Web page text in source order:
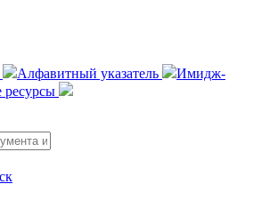
Алфавитный указатель
Имидж-
ресурсы